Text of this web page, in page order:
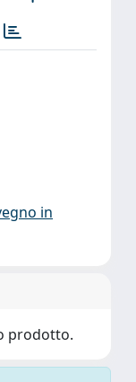
in
prodotto.